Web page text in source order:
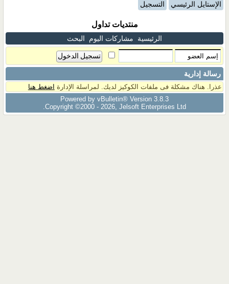
الإستايل الرئيسي التسجيل
منتديات تداول
الرئيسية مشاركات اليوم البحث
رسالة إدارية
عذرا. هناك مشكلة فى ملفات الكوكيز لديك. لمراسلة الإدارة اضغط هنا
Powered by vBulletin® Version 3.8.3
Copyright ©2000 - 2026, Jelsoft Enterprises Ltd.